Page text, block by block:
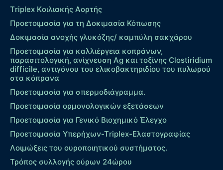
Τriplex Kοιλιακής Αορτής
Προετοιμασία για τη Δοκιμασία Κόπωσης
Δοκιμασία ανοχής γλυκόζης/ καμπύλη σακχάρου
Προετοιμασία για καλλιέργεια κοπράνων,
παρασιτολογική, ανίχνευση Ag και τοξίνης Clostiridium
difficile, αντιγόνου του ελικοβακτηριδίου του πυλωρού
στα κόπρανα
Προετοιμασία για σπερμοδιάγραμμα.
Προετοιμασία ορμονολογικών εξετάσεων
Προετοιμασία για Γενικό Βιοχημικό Έλεγχο
Προετοιμασία Υπερήχων-Τriplex-Ελαστογραφίας
Λοιμώξεις του ουροποιητικού συστήματος.
Τρόπος συλλογής ούρων 24ώρου